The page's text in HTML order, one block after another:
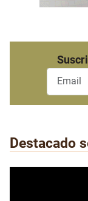
Destacado